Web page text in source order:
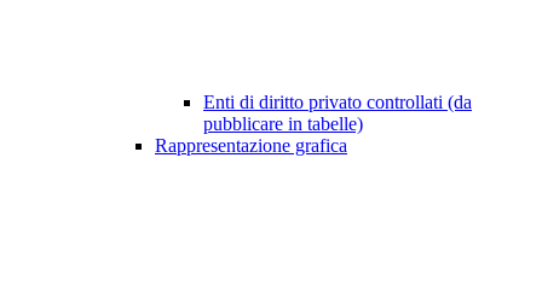
Enti di diritto privato controllati (da
pubblicare in tabelle)
Rappresentazione grafica